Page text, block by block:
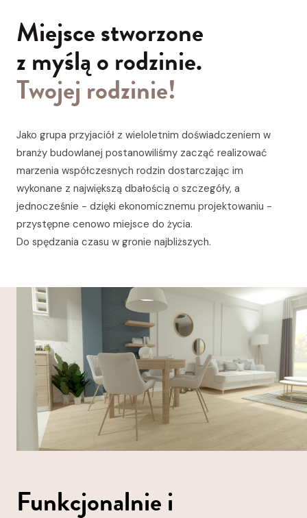
Miejsce stworzone
z myślą o rodzinie.
Twojej rodzinie!
Jako grupa przyjaciół z wieloletnim doświadczeniem w
branży budowlanej postanowiliśmy zacząć realizować
marzenia współczesnych rodzin dostarczając im
wykonane z największą dbałością o szczegóły, a
jednocześnie - dzięki ekonomicznemu projektowaniu -
przystępne cenowo miejsce do życia.
Do spędzania czasu w gronie najbliższych.
Funkcjonalnie i